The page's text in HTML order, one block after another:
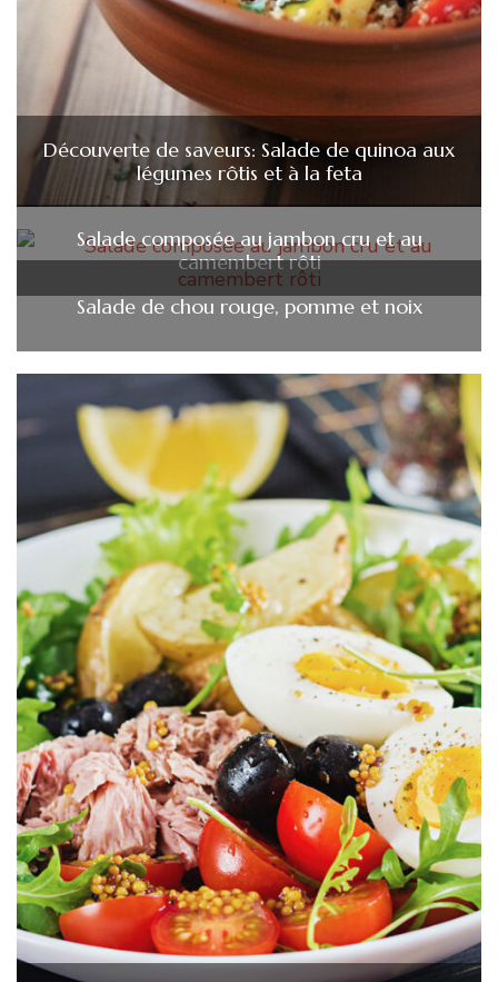
Découverte de saveurs: Salade de quinoa aux
légumes rôtis et à la feta
Salade composée au jambon cru et au
camembert rôti
Salade de chou rouge, pomme et noix